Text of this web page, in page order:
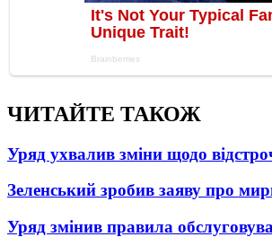
ЧИТАЙТЕ ТАКОЖ
Уряд ухвалив зміни щодо
Зеленський зробив заяву про
Уряд змінив правила